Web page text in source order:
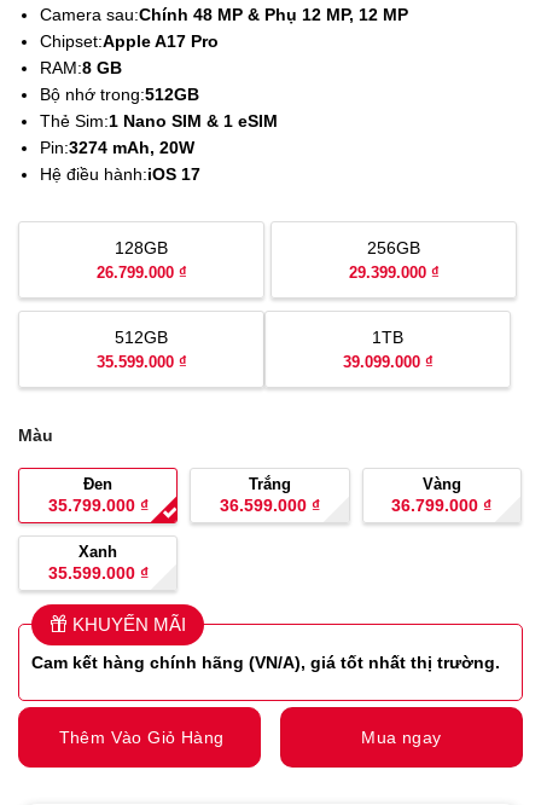
Camera sau:Chính 48 MP & Phụ 12 MP, 12 MP
Chipset:Apple A17 Pro
RAM:8 GB
Bộ nhớ trong:512GB
Thẻ Sim:1 Nano SIM & 1 eSIM
Pin:3274 mAh, 20W
Hệ điều hành:iOS 17
Màu
Đen
35.799.000 ₫
Trắng
36.599.000 ₫
Vàng
36.799.000₫
Xanh
35.599.000 ₫
128GB
26.799.000 ₫
256GB
29.399.000 ₫
512GB
35.599.000 ₫
1TB
39.099.000 ₫
KHUYẾN MÃI
Cam kết hàng chính hãng (VN/A), giá tốt nhất thị trường.
Thêm Vào Giỏ Hàng Mua ngay